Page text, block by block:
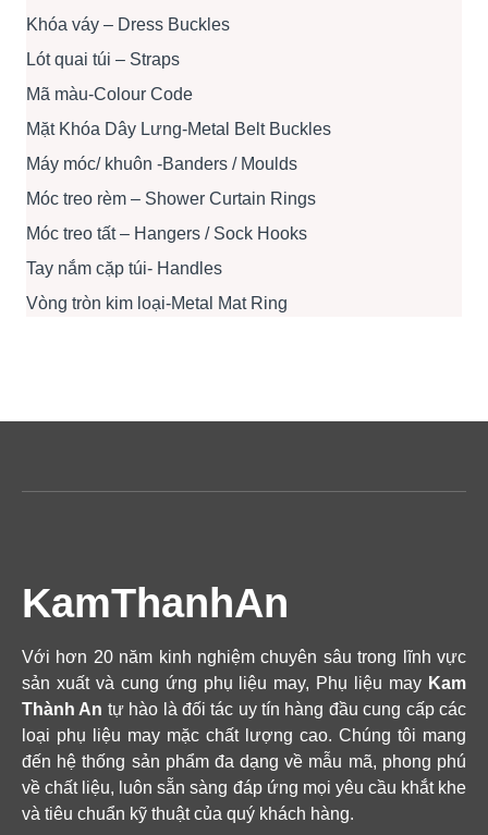
Khóa váy – Dress Buckles
Lót quai túi – Straps
Mã màu-Colour Code
Mặt Khóa Dây Lưng-Metal Belt Buckles
Máy móc/ khuôn -Banders / Moulds
Móc treo rèm – Shower Curtain Rings
Móc treo tất – Hangers / Sock Hooks
Tay nắm cặp túi- Handles
Vòng tròn kim loại-Metal Mat Ring
KamThanhAn
Với hơn 20 năm kinh nghiệm chuyên sâu trong lĩnh vực
sản xuất và cung ứng phụ liệu may, Phụ liệu may Kam
Thành An tự hào là đối tác uy tín hàng đầu cung cấp các
loại phụ liệu may mặc chất lượng cao. Chúng tôi mang
đến hệ thống sản phẩm đa dạng về mẫu mã, phong phú
về chất liệu, luôn sẵn sàng đáp ứng mọi yêu cầu khắt khe
và tiêu chuẩn kỹ thuật của quý khách hàng.